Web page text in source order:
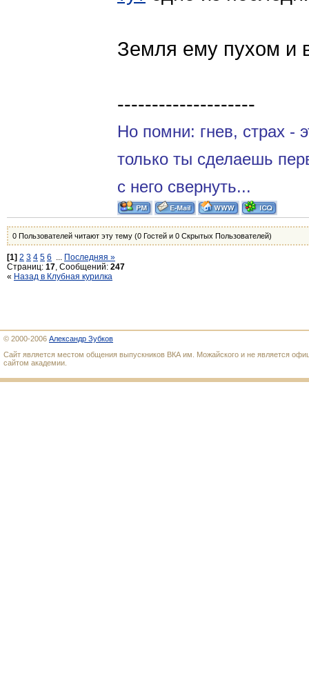
Земля ему пухом и
--------------------
Но помни: гнев, страх -
только ты сделаешь
с него свернуть...
0 Пользователей читают эту тему (0 Гостей и 0 Скрытых Пользователей)
[1] 2 3 4 5 6 ... Последняя »
Страниц: 17, Сообщений: 247
« Назад в Клубная курилка
© 2000-2006 Александр Зубков
Сайт является местом общения выпускников ВКА им. Можайского и не является
сайтом академии.